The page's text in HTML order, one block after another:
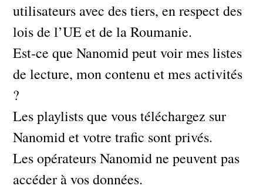
utilisateurs avec des tiers, en respect des
lois de l’UE et de la Roumanie.
Est-ce que Nanomid peut voir mes listes
de lecture, mon contenu et mes activités
?
Les playlists que vous téléchargez sur
Nanomid et votre trafic sont privés.
Les opérateurs Nanomid ne peuvent pas
accéder à vos données.